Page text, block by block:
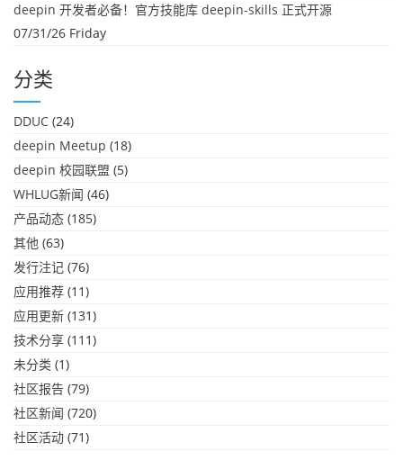
deepin 开发者必备！官方技能库 deepin-skills 正式开源
07/31/26 Friday
分类
DDUC (24)
deepin Meetup (18)
deepin 校园联盟 (5)
WHLUG新闻 (46)
产品动态 (185)
其他 (63)
发行注记 (76)
应用推荐 (11)
应用更新 (131)
技术分享 (111)
未分类 (1)
社区报告 (79)
社区新闻 (720)
社区活动 (71)